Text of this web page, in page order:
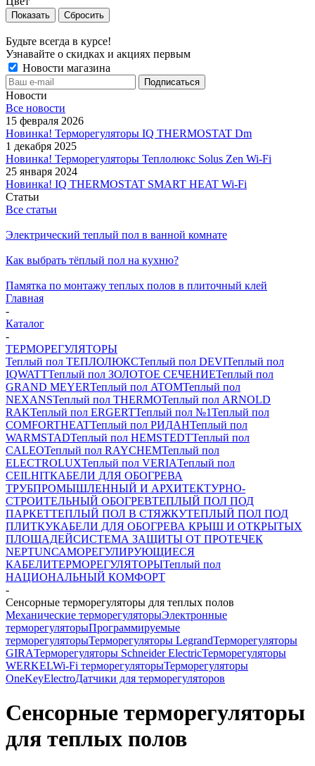
Показать Сбросить
Будьте всегда в курсе!
Узнавайте о скидках и акциях первым
Новости магазина
Новости
Все новости
15 февраля 2026
Новинка! Терморегуляторы IQ THERMOSTAT Dm
1 декабря 2025
Новинка! Терморегуляторы Теплолюкс Solus Zen Wi-Fi
25 января 2024
Новинка! IQ THERMOSTAT SMART HEAT Wi-Fi
Статьи
Все статьи
Электрический теплый пол в ванной комнате
Как выбрать тёплый пол на кухню?
Памятка по монтажу теплых полов в плиточный клей
Главная
-
Каталог
-
ТЕРМОРЕГУЛЯТОРЫ
Теплый пол ТЕПЛОЛЮКСТеплый пол DEVIТеплый пол
IQWATTТеплый пол ЗОЛОТОЕ СЕЧЕНИЕТеплый пол
GRAND MEYERТеплый пол ATOMТеплый пол
NEXANSТеплый пол THERMOТеплый пол ARNOLD
RAKТеплый пол ERGERTТеплый пол №1Теплый пол
COMFORTHEATТеплый пол РИДАНТеплый пол
WARMSTADТеплый пол HEMSTEDTТеплый пол
CALEOТеплый пол RAYCHEMТеплый пол
ELECTROLUXТеплый пол VERIAТеплый пол
CEILHITКАБЕЛИ ДЛЯ ОБОГРЕВА
ТРУБПРОМЫШЛЕННЫЙ И АРХИТЕКТУРНО-
СТРОИТЕЛЬНЫЙ ОБОГРЕВТЕПЛЫЙ ПОЛ ПОД
ПАРКЕТТЕПЛЫЙ ПОЛ В СТЯЖКУТЕПЛЫЙ ПОЛ ПОД
ПЛИТКУКАБЕЛИ ДЛЯ ОБОГРЕВА КРЫШ И ОТКРЫТЫХ
ПЛОЩАДЕЙСИСТЕМА ЗАЩИТЫ ОТ ПРОТЕЧЕК
NEPTUNСАМОРЕГУЛИРУЮЩИЕСЯ
КАБЕЛИТЕРМОРЕГУЛЯТОРЫТеплый пол
НАЦИОНАЛЬНЫЙ КОМФОРТ
-
Сенсорные терморегуляторы для теплых полов
Механические терморегуляторыЭлектронные
терморегуляторыПрограммируемые
терморегуляторыТерморегуляторы LegrandТерморегуляторы
GIRAТерморегуляторы Schneider ElectricТерморегуляторы
WERKELWi-Fi терморегуляторыТерморегуляторы
OneKeyElectroДатчики для терморегуляторов
Сенсорные терморегуляторы
для теплых полов